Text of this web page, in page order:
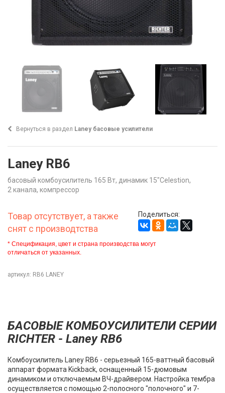
Вернуться в раздел Laney басовые усилители
Laney RB6
басовый комбоусилитель 165 Вт, динамик 15"Celestion,
2 канала, компрессор
Поделиться:
Товар отсутствует, а также
снят с производтства
* Спецификация, цвет и страна производства могут
отличаться от указанных.
артикул: RB6 LANEY
БАСОВЫЕ КОМБОУСИЛИТЕЛИ СЕРИИ
RICHTER - Laney RB6
Комбоусилитель Laney RB6 - серьезный 165-ваттный басовый
аппарат формата Kickback, оснащенный 15-дюмовым
динамиком и отключаемым ВЧ-драйвером. Настройка тембра
осуществляется с помощью 2-полосного "полочного" и 7-